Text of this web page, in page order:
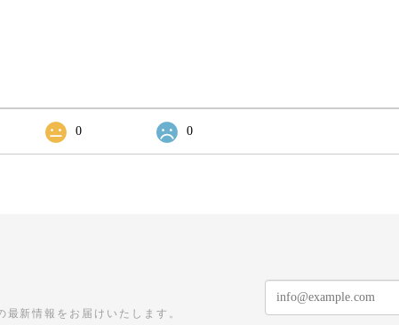
0 0
新情報をお届けいたします。